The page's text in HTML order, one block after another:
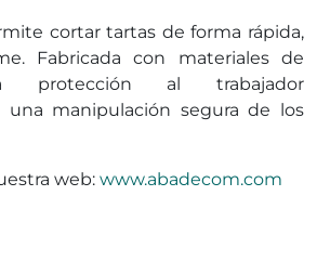
cortar tartas de forma rápida,
Fabricada con materiales de
protección al trabajador
una manipulación segura de los
web: www.abadecom.com